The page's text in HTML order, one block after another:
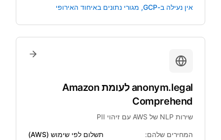
אין נעילה ב-GCP, מגורי נתונים באיחוד האירופי
anonym.legal לעומת Amazon
Comprehend
שירות NLP של AWS עם זיהוי PII
המחירים שלהם: תשלום לפי שימוש (AWS)